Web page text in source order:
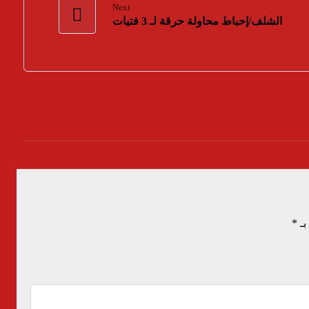
Next
الشلف/إحباط محاولة حرقة لـ 3 فتيات
*